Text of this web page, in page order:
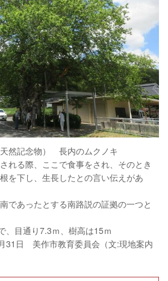
然記念物） 長内のムクノキ
れる際、ここで食事をされ、そのとき
を下し、生長したとの言い伝えがあ
であったとする南路説の証拠の一つと
、目通り7.3ｍ、樹高は15ｍ
31日 美作市教育委員会（文:現地案内